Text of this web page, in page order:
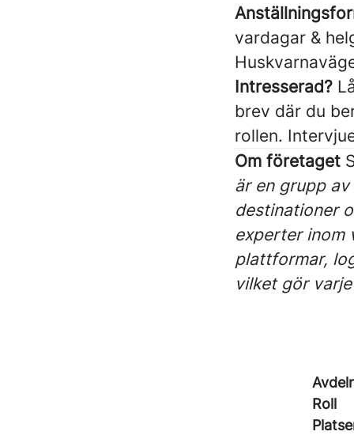
vardagar &
Intresserad?
brev där du
rollen.
Om företaget
är en grupp
destinationer
experter inom
plattformar,
vilket gör
Roll